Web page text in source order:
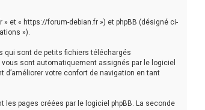
et « https://forum-debian.fr ») et phpBB (désigné ci-
»).
qui sont de petits fichiers téléchargés
sont automatiquement assignés par le logiciel
votre confort de navigation en tant
les pages créées par le logiciel phpBB. La seconde